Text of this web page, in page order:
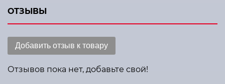
ОТЗЫВЫ
Добавить отзыв к товару
Отзывов пока нет, добавьте свой!